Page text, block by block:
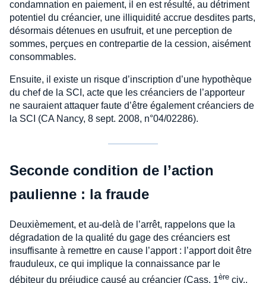
condamnation en paiement, il en est résulté, au détriment
potentiel du créancier, une illiquidité accrue desdites parts,
désormais détenues en usufruit, et une perception de
sommes, perçues en contrepartie de la cession, aisément
consommables.
Ensuite, il existe un risque d’inscription d’une hypothèque
du chef de la SCI, acte que les créanciers de l’apporteur
ne sauraient attaquer faute d’être également créanciers de
la SCI (CA Nancy, 8 sept. 2008, n°04/02286).
Seconde condition de l’action
paulienne : la fraude
Deuxièmement, et au-delà de l’arrêt, rappelons que la
dégradation de la qualité du gage des créanciers est
insuffisante à remettre en cause l’apport : l’apport doit être
frauduleux, ce qui implique la connaissance par le
débiteur du préjudice causé au créancier (Cass. 1ère civ.,